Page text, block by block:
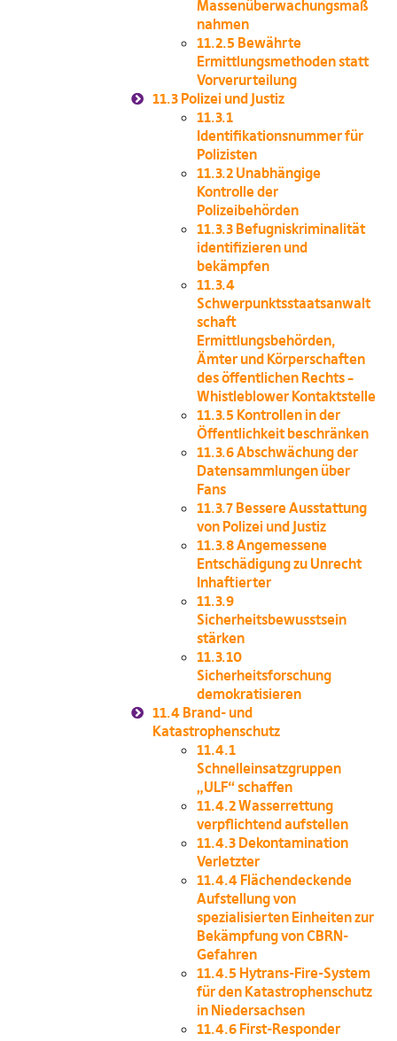
Massenüberwachungsmaß
nahmen
11.2.5 Bewährte
Ermittlungsmethoden statt
Vorverurteilung
11.3 Polizei und Justiz
11.3.1
Identifikationsnummer für
Polizisten
11.3.2 Unabhängige
Kontrolle der
Polizeibehörden
11.3.3 Befugniskriminalität
identifizieren und
bekämpfen
11.3.4
Schwerpunktsstaatsanwalt
schaft
Ermittlungsbehörden,
Ämter und Körperschaften
des öffentlichen Rechts –
Whistleblower Kontaktstelle
11.3.5 Kontrollen in der
Öffentlichkeit beschränken
11.3.6Abschwächung der
Datensammlungen über
Fans
11.3.7 Bessere Ausstattung
von Polizei und Justiz
11.3.8Angemessene
Entschädigung zu Unrecht
Inhaftierter
11.3.9
Sicherheitsbewusstsein
stärken
11.3.10
Sicherheitsforschung
demokratisieren
11.4 Brand- und
Katastrophenschutz
11.4.1
Schnelleinsatzgruppen
„ULF“ schaffen
11.4.2Wasserrettung
verpflichtend aufstellen
11.4.3 Dekontamination
Verletzter
11.4.4 Flächendeckende
Aufstellung von
spezialisierten Einheiten zur
Bekämpfung von CBRN-
Gefahren
11.4.5 Hytrans-Fire-System
für den Katastrophenschutz
in Niedersachsen
11.4.6 First-Responder